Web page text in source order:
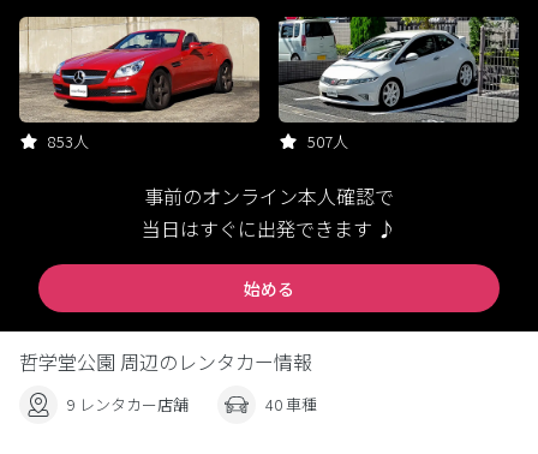
853人 507人
事前のオンライン本人確認で
当日はすぐに出発できます ♪
始める
哲学堂公園 周辺のレンタカー情報
9 レンタカー店舗 40 車種